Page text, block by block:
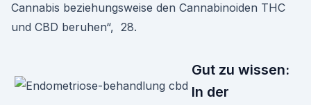
Cannabis beziehungsweise den Cannabinoiden THC
und CBD beruhen“, 28.
Gut zu wissen:
In der